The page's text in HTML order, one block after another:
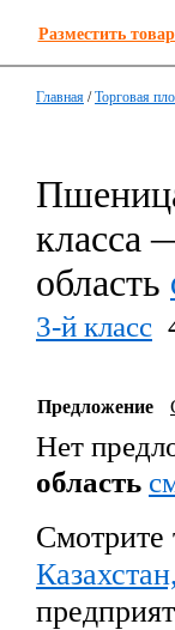
Разместить
Главная /Торговая
класса
область
3-й класс
Предложение
Нет
область
Смотрите